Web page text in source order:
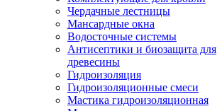
Чердачные лестницы
Мансардные окна
Водосточные системы
Антисептики и биозащита для
древесины
Гидроизоляция
Гидроизоляционные смеси
Мастика гидроизоляционная